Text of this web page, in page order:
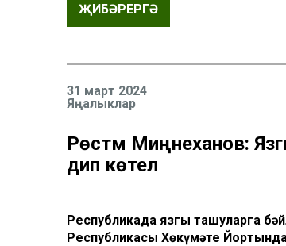
ҖИБӘРЕРГӘ
31 март 2024
Яңалыклар
Рөстәм Миңнеханов:
дип көтелә
Республикада язгы ташуларга
Республикасы Хөкүмәте